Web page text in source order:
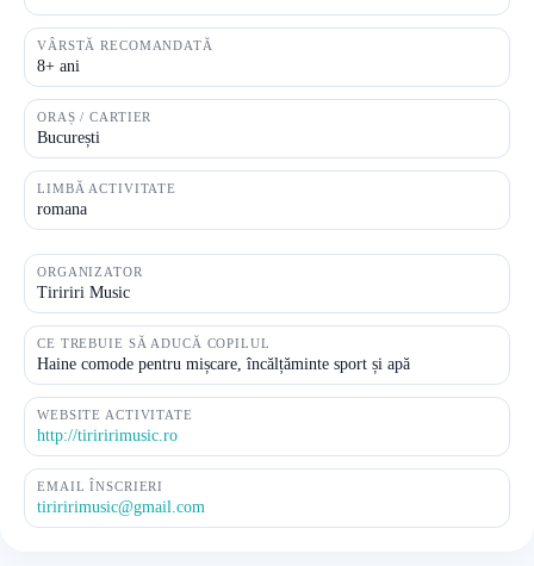
VÂRSTĂ RECOMANDATĂ
8+ ani
ORAȘ / CARTIER
București
LIMBĂ ACTIVITATE
romana
ORGANIZATOR
Tiririri Music
CE TREBUIE SĂ ADUCĂ COPILUL
Haine comode pentru mișcare, încălțăminte sport și apă
WEBSITE ACTIVITATE
http://tiriririmusic.ro
EMAIL ÎNSCRIERI
tiriririmusic@gmail.com